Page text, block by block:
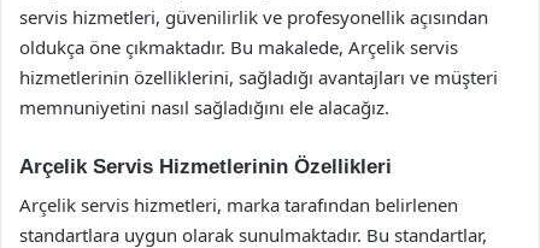
servis hizmetleri, güvenilirlik ve profesyonellik açısından
oldukça öne çıkmaktadır. Bu makalede, Arçelik servis
hizmetlerinin özelliklerini, sağladığı avantajları ve müşteri
memnuniyetini nasıl sağladığını ele alacağız.
Arçelik Servis Hizmetlerinin Özellikleri
Arçelik servis hizmetleri, marka tarafından belirlenen
standartlara uygun olarak sunulmaktadır. Bu standartlar,